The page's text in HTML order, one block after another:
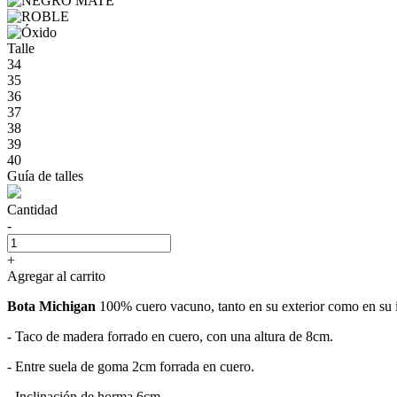
Talle
34
35
36
37
38
39
40
Guía de talles
Cantidad
-
+
Agregar al carrito
Bota Michigan 100% cuero vacuno, tanto en su exterior como en su
- Taco de madera forrado en cuero, con una altura de 8cm.
- Entre suela de goma 2cm forrada en cuero.